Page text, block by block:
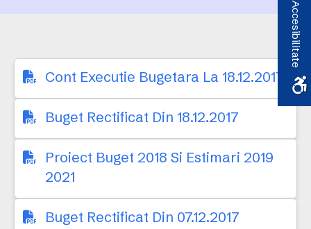
Cont Executie Bugetara La 18.12.2017
Buget Rectificat Din 18.12.2017
Proiect Buget 2018 Si Estimari 2019
2021
Buget Rectificat Din 07.12.2017
Accesibilitate